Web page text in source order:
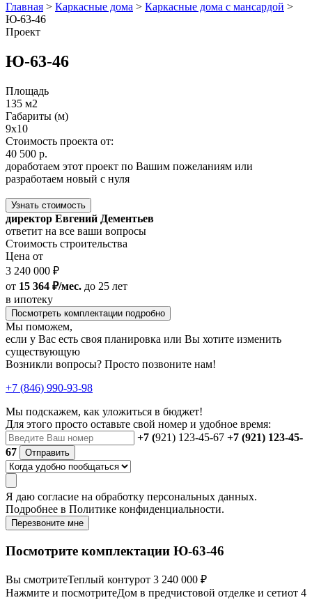
Главная > Каркасные дома > Каркасные дома с мансардой >
Ю-63-46
Проект
Ю-63-46
Площадь
135 м2
Габариты (м)
9x10
Стоимость проекта от:
40 500 р.
доработаем этот проект по Вашим пожеланиям или
разработаем новый с нуля
Узнать стоимость
директор Евгений Дементьев
ответит на все ваши вопросы
Стоимость строительства
Цена от
3 240 000 ₽
от 15 364 ₽/мес. до 25 лет
в ипотеку
Посмотреть комплектации подробно
Мы поможем,
если у Вас есть своя планировка или Вы хотите изменить
существующую
Возникли вопросы? Просто позвоните нам!
+7 (846) 990-93-98
Мы подскажем, как уложиться в бюджет!
Для этого просто оставьте свой номер и удобное время:
+7 (921) 123-45-67 +7 (921) 123-45-
67
Отправить
Я даю согласие на обработку персональных данных.
Подробнее в Политике конфиденциальности.
Перезвоните мне
Посмотрите комплектации Ю-63-46
Вы смотритеТеплый контурот 3 240 000 ₽
Нажмите и посмотритеДом в предчистовой отделке и сетиот 4